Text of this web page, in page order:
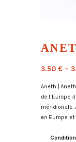
3.50 € –
Aneth |
de l’Europe
méridionale.
en Europe